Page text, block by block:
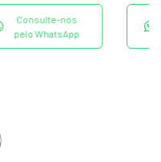
Consulte-nos
pelo WhatsApp